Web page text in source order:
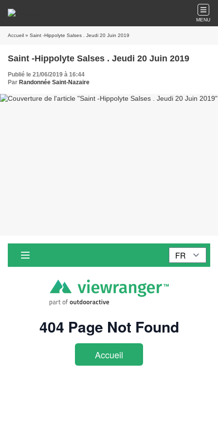
MENU
Accueil » Saint -Hippolyte Salses . Jeudi 20 Juin 2019
Saint -Hippolyte Salses . Jeudi 20 Juin 2019
Publié le 21/06/2019 à 16:44
Par Randonnée Saint-Nazaire